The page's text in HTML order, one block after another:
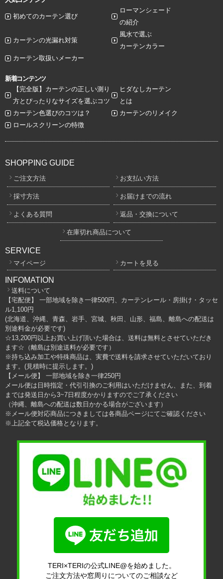
初めてのカーテン選び
ローマンシェード
の紹介
カーテンの光漏れ対策
風水で選ぶ
カーテンカラー
カーテン取扱いメーカー
新着コンテンツ
【完全版】カーテンの正しい測り
方とぴったりなサイズを選ぶコツ
ヒダなしカーテン
とは
カーテン色選びのコツは？
カーテンのリメイク
ロールスクリーンの特徴
SHOPPING GUIDE
ご注文方法 お支払い方法
採寸方法 お届けまでの流れ
よくある質問 返品・交換について
在庫切れ商品について
SERVICE
マイページ カートを見る
INFOMATION
送料について
【宅配便】 一部地域を除き一律500円、カーテンレール・房掛け・タッセ
ル1,100円
(北海道、沖縄、青森、岩手、宮城、秋田、山形、福島、離島への配送は
別途料金が必要です)
☆13,200円以上お買い上げ頂いた場合は、送料は無料とさせていただき
ます☆（離島は別途送料が必要です）
※持ち込み加工や特殊商品は、実費で送料を請求させていただいており
ます。(見積時に提示します。)
【メール便】 一部地域を除き一律250円
メール便は日時指定・代引引換のご利用はいただけません、また、到着
までは発送日から3~7日程度かかりますのでご了承ください
（沖縄、離島への配送は数日かかる場合がございます）
※メール便対応商品につきましては各商品ページにてご確認ください
※上記全て税込価格となります。
TERI×TERIの公式LINE@を始めました。
ご注文方法や窓周りについてのご相談など